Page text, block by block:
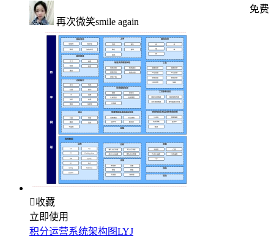
再次微笑smile again
免费
收藏
立即使用
积分运营系统架构图LYJ